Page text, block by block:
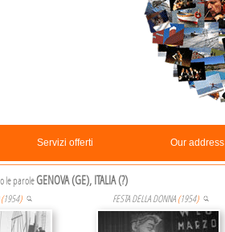
Servizi offerti Our address
le paroleGENOVA (GE), ITALIA (?)
(1954) FESTA DELLA DONNA(1954)